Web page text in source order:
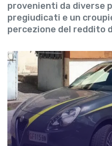
provenienti da diverse
pregiudicati e un
percezione del reddito